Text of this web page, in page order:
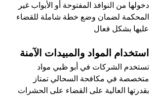
دخولها من النوافذ المفتوحة أو الأبواب غير
المحكمة لضمان وضع خطة شاملة للقضاء
عليها بشكل فعال
استخدام المواد والمبيدات الآمنة
تستخدم الشركات في أبو ظبي مواد
متخصصة في مكافحة السحالي تمتاز
بقدرتها العالية على القضاء على الحشرات